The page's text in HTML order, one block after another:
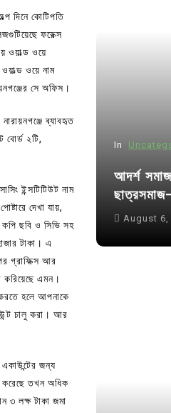
দিনে কোটিপতি
ফরেক্স
ওয়াল্ড ওয়ে
ওয়ে নাম
সে অফিস।
ব্যাবহৃত
বোর্ড ২টি,
ইন্সটিটিউট নাম
দেখা যায়,
ছবি ও সিভি সহ
টাকা। এ
গ্রাফিক্স আর
করিয়েছে এমন।
হলে আপনাকে
চালু করা। আর
জন্য
করেছে তখন অধিক
৩ লক্ষ টাকা জমা
In
আদর্শ সমাজ
August 6,